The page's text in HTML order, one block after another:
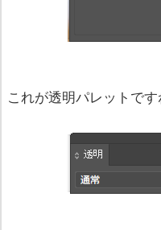
これが透明パレットです